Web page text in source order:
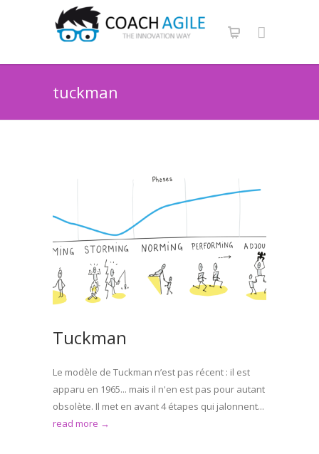
tuckman
Tuckman
Le modèle de Tuckman n’est pas récent : il est
apparu en 1965... mais il n'en est pas pour autant
obsolète. Il met en avant 4 étapes qui jalonnent...
read more →